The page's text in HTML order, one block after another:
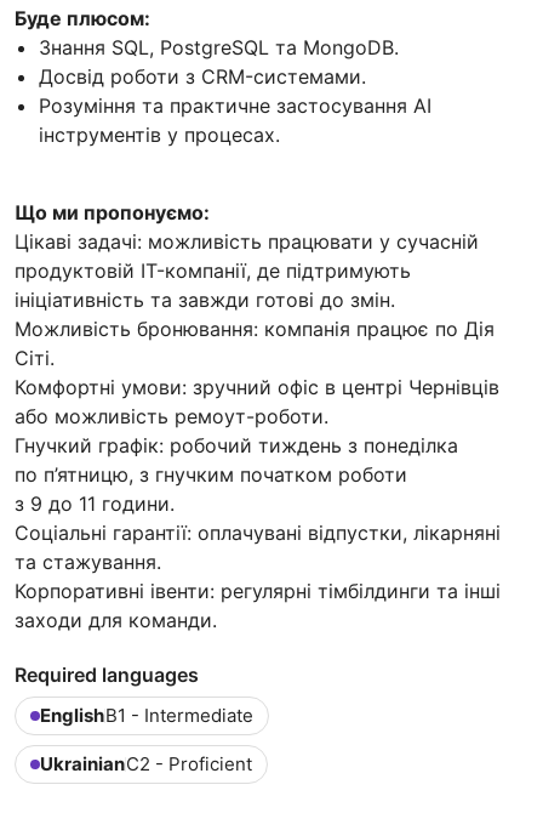
Буде плюсом:
Знання SQL, PostgreSQL та MongoDB.
Досвід роботи з CRM-системами.
Розуміння та практичне застосування AI
інструментів у процесах.
Що ми пропонуємо:
Цікаві задачі: можливість працювати у сучасній
продуктовій IT-компанії, де підтримують
ініціативність та завжди готові до змін.
Можливість бронювання: компанія працює по Дія
Сіті.
Комфортні умови: зручний офіс в центрі Чернівців
або можливість ремоут-роботи.
Гнучкий графік: робочий тиждень з понеділка
по п’ятницю, з гнучким початком роботи
з 9 до 11 години.
Соціальні гарантії: оплачувані відпустки, лікарняні
та стажування.
Корпоративні івенти: регулярні тімбілдинги та інші
заходи для команди.
Required languages
EnglishB1 - Intermediate
UkrainianC2 - Proficient